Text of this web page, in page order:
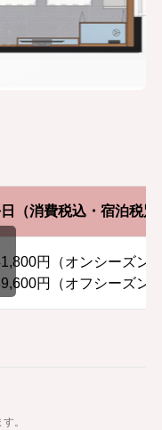
（消費税込・宿泊税別
円（オンシーズン
円（オフシーズン
。